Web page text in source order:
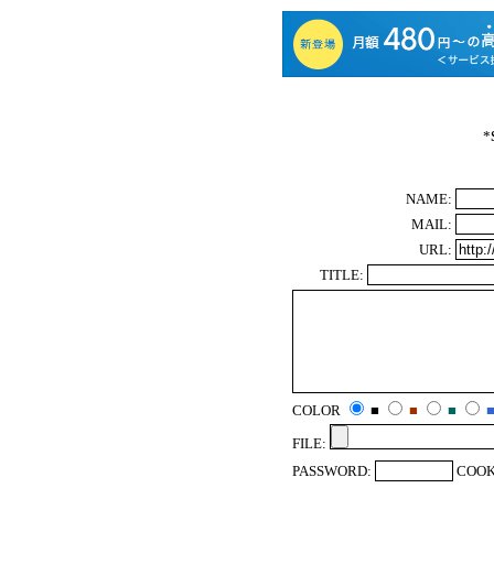
*
NAME:
MAIL:
URL:
TITLE:
COLOR ■ ■ ■
■
FILE:
PASSWORD: